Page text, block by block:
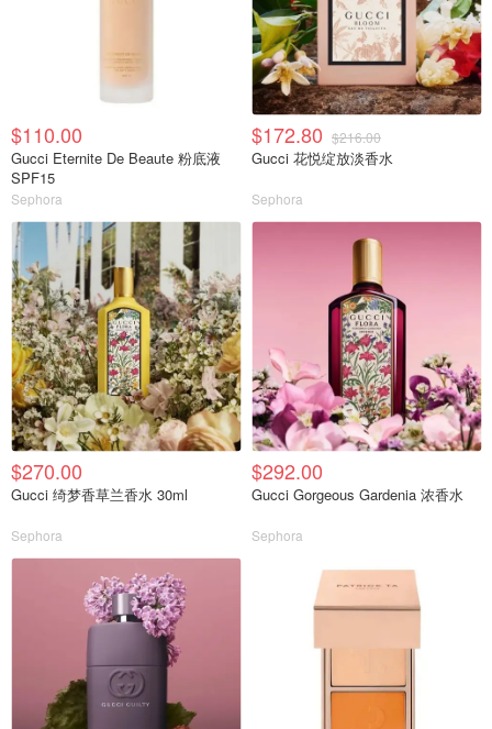
$110.00
Gucci Eternite De Beaute 粉底液
SPF15
Sephora
$172.80 $216.00
Gucci 花悦绽放淡香水
Sephora
$270.00
Gucci 绮梦香草兰香水 30ml
Sephora
$292.00
Gucci Gorgeous Gardenia 浓香水
Sephora